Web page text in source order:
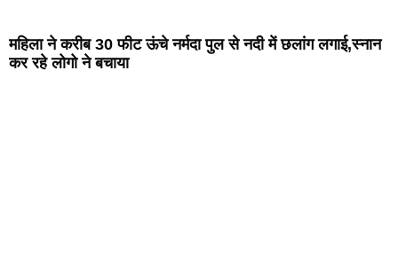
महिला ने करीब 30 फीट ऊंचे नर्मदा पुल से नदी में छलांग लगाई,स्नान
कर रहे लोगो ने बचाया